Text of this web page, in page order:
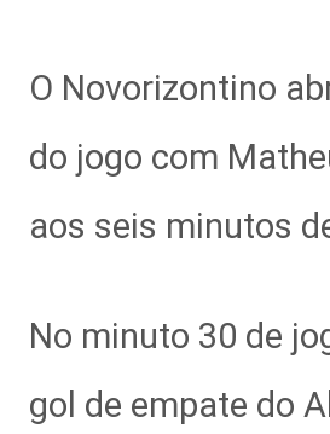
O Novorizontino
do jogo com
aos seis minutos
No minuto 30 de
gol de empate do